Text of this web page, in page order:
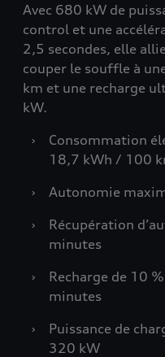
Avec 680 kW de
control et une
2,5 secondes, elle
couper le souffle à
km et une recharge
kW.
›
Consommation
18,7 kWh / 100
›
Autonomie
›
Récupération
minutes
›
Recharge de 10
minutes
›
Puissance de
320 kW